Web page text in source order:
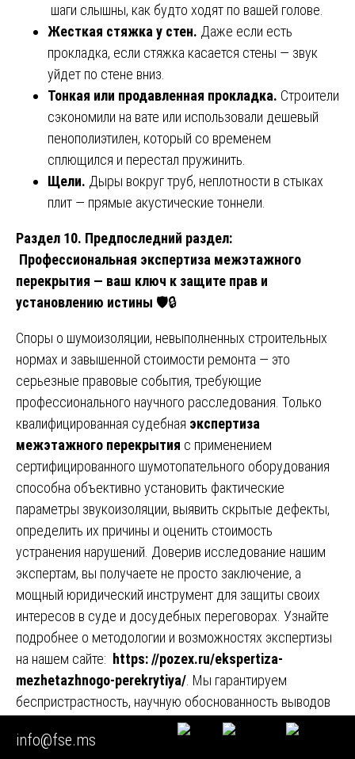
шаги слышны, как будто ходят по вашей голове.
Жесткая стяжка у стен. Даже если есть
прокладка, если стяжка касается стены — звук
уйдет по стене вниз.
Тонкая или продавленная прокладка. Строители
сэкономили на вате или использовали дешевый
пенополиэтилен, который со временем
сплющился и перестал пружинить.
Щели. Дыры вокруг труб, неплотности в стыках
плит — прямые акустические тоннели.
Раздел 10. Предпоследний раздел:
Профессиональная экспертиза межэтажного
перекрытия — ваш ключ к защите прав и
установлению истины 🛡️🔒
Споры о шумоизоляции, невыполненных строительных
нормах и завышенной стоимости ремонта — это
серьезные правовые события, требующие
профессионального научного расследования. Только
квалифицированная судебная экспертиза
межэтажного перекрытия с применением
сертифицированного шумотопательного оборудования
способна объективно установить фактические
параметры звукоизоляции, выявить скрытые дефекты,
определить их причины и оценить стоимость
устранения нарушений. Доверив исследование нашим
экспертам, вы получаете не просто заключение, а
мощный юридический инструмент для защиты своих
интересов в суде и досудебных переговорах. Узнайте
подробнее о методологии и возможностях экспертизы
на нашем сайте: https: //pozex.ru/ekspertiza-
mezhetazhnogo-perekrytiya/ . Мы гарантируем
беспристрастность, научную обоснованность выводов
и полную конфиденциальность. 🛡️🔒
info@fse.ms